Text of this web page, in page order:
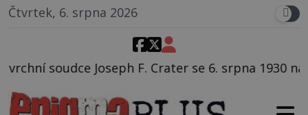
Čtvrtek, 6. srpna 2026
F. Crater se 6. srpna 1930 navečeří ve své